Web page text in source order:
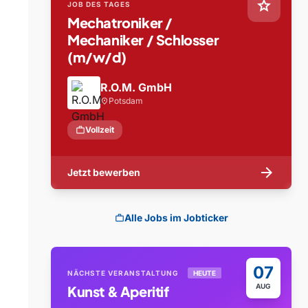
star
JOB DES TAGES
Mechatroniker /
Mechaniker / Schlosser
(m/w/d)
R.O.M. GmbH
location_on Potsdam
workVollzeit
Jetzt bewerben arrow_forward
workAlle Jobs im Jobticker
07
AUG
NÄCHSTE VERANSTALTUNG HEUTE
Kunst & Aperitif